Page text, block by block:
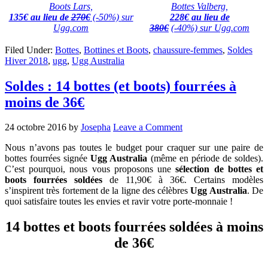
Boots Lars,
135€ au lieu de270€(-50%) sur
Ugg.com
Bottes Valberg,
228€ au lieu de
380€ (-40%) sur Ugg.com
Filed Under: Bottes, Bottines et Boots, chaussure-femmes, Soldes
Hiver 2018, ugg, Ugg Australia
Soldes : 14 bottes (et boots) fourrées à
moins de 36€
24 octobre 2016 by Josepha Leave a Comment
Nous n’avons pas toutes le budget pour craquer sur une paire de
bottes fourrées signéeUgg Australia (même en période de soldes).
C’est pourquoi, nous vous proposons unesélection de bottes et
boots fourrées soldées de 11,90€ à 36€. Certains modèles
s’inspirent très fortement de la ligne des célèbresUgg Australia. De
quoi satisfaire toutes les envies et ravir votre porte-monnaie !
14 bottes et boots fourrées soldées à moins
de 36€